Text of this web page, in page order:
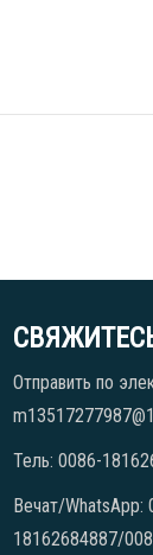
Отправить по
Тель: 0086-
Вечат/WhatsApp:
18162684887/